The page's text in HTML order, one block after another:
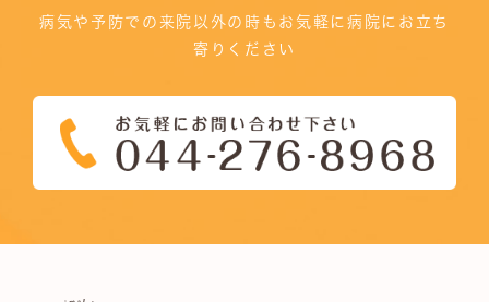
病気や予防での来院以外の時もお気軽に病院にお立ち
寄りください